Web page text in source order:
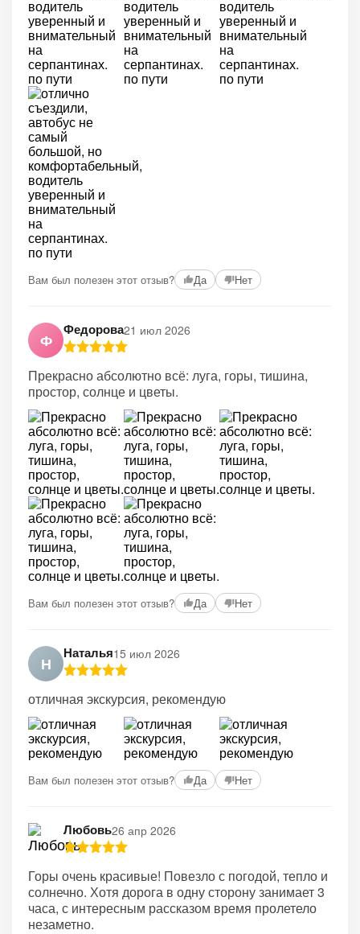
Вам был полезен этот отзыв? Да Нет
Ф
Федорова21 июл 2026
Прекрасно абсолютно всё: луга, горы, тишина,
простор, солнце и цветы.
Вам был полезен этот отзыв? Да Нет
Н
Наталья15 июл 2026
отличная экскурсия, рекомендую
Вам был полезен этот отзыв? Да Нет
Любовь26 апр 2026
Горы очень красивые! Повезло с погодой, тепло и
солнечно. Хотя дорога в одну сторону занимает 3
часа, с интересным рассказом время пролетело
незаметно.